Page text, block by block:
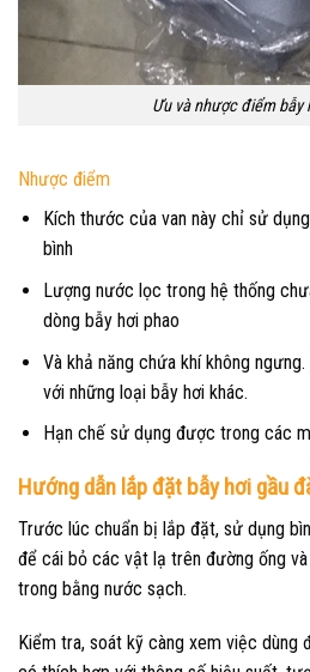
Ưu và nhược điểm bẫy
Nhược điểm
Kích thước của van này chỉ sử
bình
Lượng nước lọc trong hệ thống
dòng bẫy hơi phao
Và khả năng chứa khí không
với những loại bẫy hơi khác.
Hạn chế sử dụng được trong các
Hướng dẫn lắp đặt bẫy hơi gầu
Trước lúc chuẩn bị lắp đặt, sử dụng
để cái bỏ các vật lạ trên đường ống và
trong bằng nước sạch.
Kiểm tra, soát kỹ càng xem việc dùng